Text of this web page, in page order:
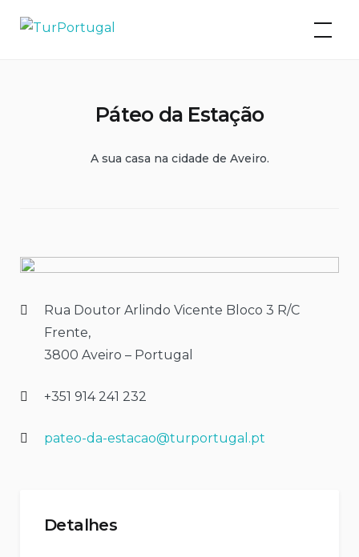
TurPortugal
Páteo da Estação
A sua casa na cidade de Aveiro.
Rua Doutor Arlindo Vicente Bloco 3 R/C
Frente,
3800 Aveiro – Portugal
+351 914 241 232
pateo-da-estacao@turportugal.pt
Detalhes